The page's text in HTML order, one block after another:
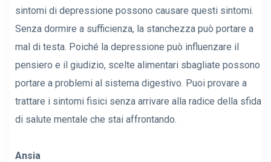
sintomi di depressione possono causare questi sintomi.
Senza dormire a sufficienza, la stanchezza può portare a
mal di testa. Poiché la depressione può influenzare il
pensiero e il giudizio, scelte alimentari sbagliate possono
portare a problemi al sistema digestivo. Puoi provare a
trattare i sintomi fisici senza arrivare alla radice della sfida
di salute mentale che stai affrontando.
Ansia